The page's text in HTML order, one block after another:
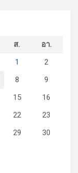
ส.
อา.
1
2
8
9
15
16
22
23
29
30